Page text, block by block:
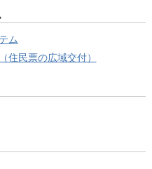
ム
住民票の広域交付）